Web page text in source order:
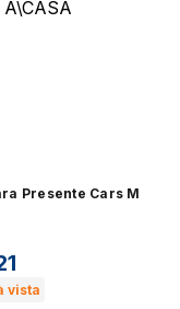
Presente Cars M
vista